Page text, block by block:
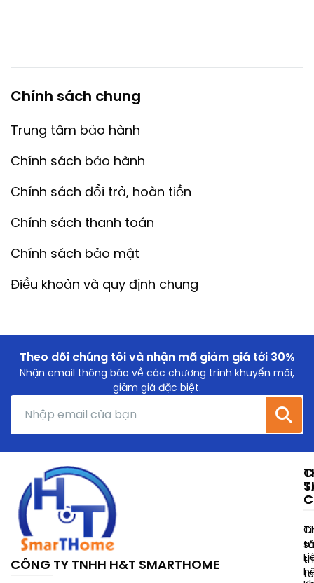
Chính sách chung
Trung tâm bảo hành
Chính sách bảo hành
Chính sách đổi trả, hoàn tiền
Chính sách thanh toán
Chính sách bảo mật
Điều khoản và quy định chung
Theo dõi chúng tôi và nhận mã giảm giá tới 30%
Nhận email thông báo về các chương trình khuyến mãi,
giảm giá đặc biệt.
CÔNG TY TNHH H&T SMARTHOME